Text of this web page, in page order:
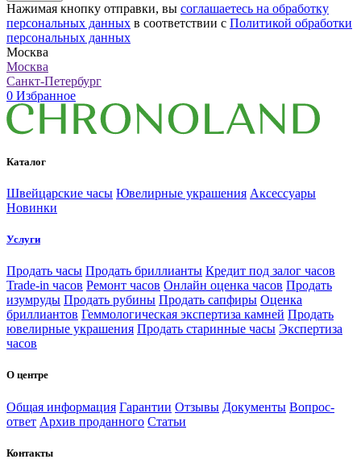
Нажимая кнопку отправки, вы соглашаетесь на обработку
персональных данных в соответствии с Политикой обработки
персональных данных
Москва
Москва
Санкт-Петербург
0 Избранное
Каталог
Швейцарские часы Ювелирные украшения Аксессуары
Новинки
Услуги
Продать часы Продать бриллианты Кредит под залог часов
Trade-in часов Ремонт часов Онлайн оценка часов Продать
изумруды Продать рубины Продать сапфиры Оценка
бриллиантов Геммологическая экспертиза камней Продать
ювелирные украшения Продать старинные часы Экспертиза
часов
О центре
Общая информация Гарантии Отзывы Документы Вопрос-
ответ Архив проданного Статьи
Контакты